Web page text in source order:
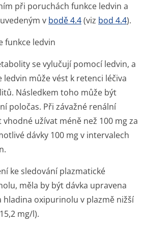
při poruchách funkce ledvin a
v bodě 4.4(viz bod 4.4).
funkce ledvin
se vylučují pomocí ledvin, a
může vést k retenci léčiva
Následkem toho může být
poločas. Při závažné renální
užívat méně než 100 mg za
dávky 100 mg v intervalech
ke sledování plazmatické
měla by být dávka upravena
hladina oxipurinolu v plazmě nižší
mg/l).